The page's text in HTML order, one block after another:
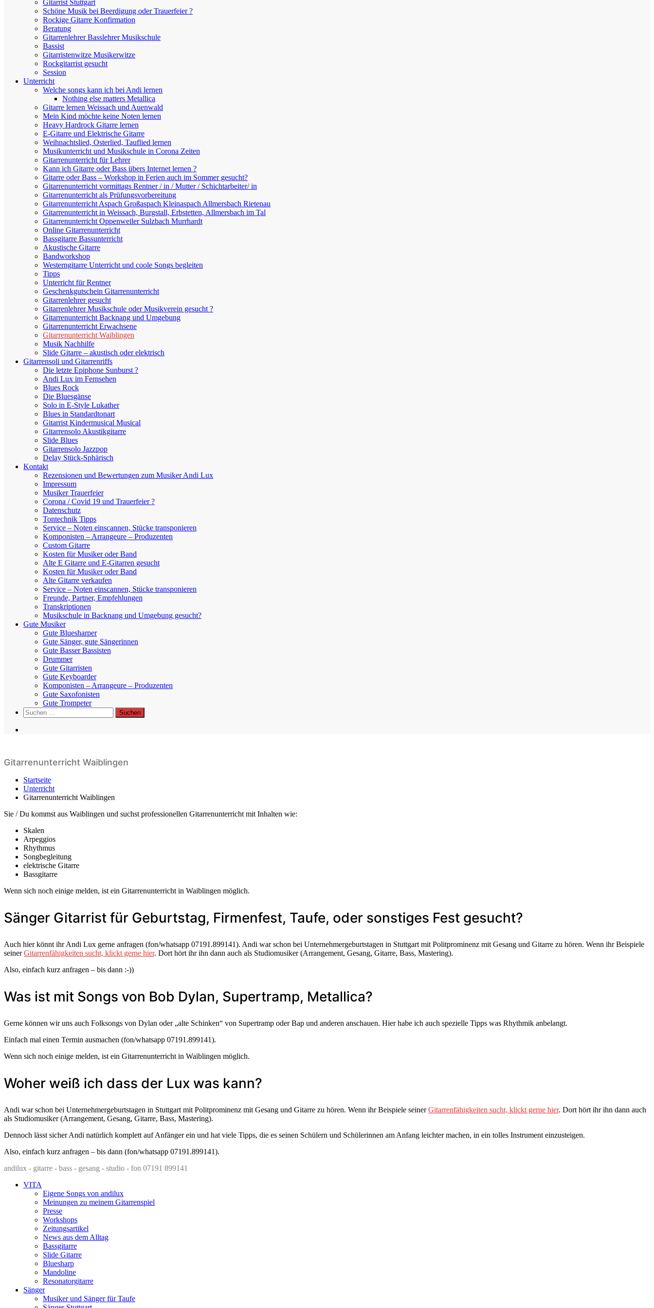
Gitarrist Stuttgart
Schöne Musik bei Beerdigung oder Trauerfeier ?
Rockige Gitarre Konfirmation
Beratung
Gitarrenlehrer Basslehrer Musikschule
Bassist
Gitarristenwitze Musikerwitze
Rockgitarrist gesucht
Session
Unterricht
Welche songs kann ich bei Andi lernen
Nothing else matters Metallica
Gitarre lernen Weissach und Auenwald
Mein Kind möchte keine Noten lernen
Heavy Hardrock Gitarre lernen
E-Gitarre und Elektrische Gitarre
Weihnachtslied, Osterlied, Tauflied lernen
Musikunterricht und Musikschule in Corona Zeiten
Gitarrenunterricht für Lehrer
Kann ich Gitarre oder Bass übers Internet lernen ?
Gitarre oder Bass – Workshop in Ferien auch im Sommer gesucht?
Gitarrenunterricht vormittags Rentner / in / Mutter / Schichtarbeiter/ in
Gitarrenunterricht als Prüfungsvorbereitung
Gitarrenunterricht Aspach Großaspach Kleinaspach Allmersbach Rietenau
Gitarrenunterricht in Weissach, Burgstall, Erbstetten, Allmersbach im Tal
Gitarrenunterricht Oppenweiler Sulzbach Murrhardt
Online Gitarrenunterricht
Bassgitarre Bassunterricht
Akustische Gitarre
Bandworkshop
Westerngitarre Unterricht und coole Songs begleiten
Tipps
Unterricht für Rentner
Geschenkgutschein Gitarrenunterricht
Gitarrenlehrer gesucht
Gitarrenlehrer Musikschule oder Musikverein gesucht ?
Gitarrenunterricht Backnang und Umgebung
Gitarrenunterricht Erwachsene
Gitarrenunterricht Waiblingen
Musik Nachhilfe
Slide Gitarre – akustisch oder elektrisch
Gitarrensoli und Gitarrenriffs
Die letzte Epiphone Sunburst ?
Andi Lux im Fernsehen
Blues Rock
Die Bluesgänse
Solo in E-Style Lukather
Blues in Standardtonart
Gitarrist Kindermusical Musical
Gitarrensolo Akustikgitarre
Slide Blues
Gitarrensolo Jazzpop
Delay Stück-Sphärisch
Kontakt
Rezensionen und Bewertungen zum Musiker Andi Lux
Impressum
Musiker Trauerfeier
Corona / Covid 19 und Trauerfeier ?
Datenschutz
Tontechnik Tipps
Service – Noten einscannen, Stücke transponieren
Komponisten – Arrangeure – Produzenten
Custom Gitarre
Kosten für Musiker oder Band
Alte E Gitarre und E-Gitarren gesucht
Kosten für Musiker oder Band
Alte Gitarre verkaufen
Service – Noten einscannen, Stücke transponieren
Freunde, Partner, Empfehlungen
Transkriptionen
Musikschule in Backnang und Umgebung gesucht?
Gute Musiker
Gute Bluesharper
Gute Sänger, gute Sängerinnen
Gute Basser Bassisten
Drummer
Gute Gitarristen
Gute Keyboarder
Komponisten – Arrangeure – Produzenten
Gute Saxofonisten
Gute Trompeter
Suchen
nach:
Gitarrenunterricht Waiblingen
Startseite
Unterricht
Gitarrenunterricht Waiblingen
Sie / Du kommst aus Waiblingen und suchst professionellen Gitarrenunterricht mit Inhalten wie:
Skalen
Arpeggios
Rhythmus
Songbegleitung
elektrische Gitarre
Bassgitarre
Wenn sich noch einige melden, ist ein Gitarrenunterricht in Waiblingen möglich.
Sänger Gitarrist für Geburtstag, Firmenfest, Taufe, oder sonstiges Fest gesucht?
Auch hier könnt ihr Andi Lux gerne anfragen (fon/whatsapp 07191.899141). Andi war schon bei Unternehmergeburtstagen in Stuttgart mit Politprominenz mit Gesang und Gitarre zu hören. Wenn ihr Beispiele
seinerGitarrenfähigkeiten sucht, klickt gerne hier. Dort hört ihr ihn dann auch als Studiomusiker (Arrangement, Gesang, Gitarre, Bass, Mastering).
Also, einfach kurz anfragen – bis dann :-))
Was ist mit Songs von Bob Dylan, Supertramp, Metallica?
Gerne können wir uns auch Folksongs von Dylan oder „alte Schinken“ von Supertramp oder Bap und anderen anschauen. Hier habe ich auch spezielle Tipps was Rhythmik anbelangt.
Einfach mal einen Termin ausmachen (fon/whatsapp 07191.899141).
Wenn sich noch einige melden, ist ein Gitarrenunterricht in Waiblingen möglich.
Woher weiß ich dass der Lux was kann?
Andi war schon bei Unternehmergeburtstagen in Stuttgart mit Politprominenz mit Gesang und Gitarre zu hören. Wenn ihr Beispiele seinerGitarrenfähigkeiten sucht, klickt gerne hier. Dort hört ihr ihn dann auch
als Studiomusiker (Arrangement, Gesang, Gitarre, Bass, Mastering).
Dennoch lässt sicher Andi natürlich komplett auf Anfänger ein und hat viele Tipps, die es seinen Schülern und Schülerinnen am Anfang leichter machen, in ein tolles Instrument einzusteigen.
Also, einfach kurz anfragen – bis dann (fon/whatsapp 07191.899141).
andilux - gitarre - bass - gesang - studio - fon 07191 899141
VITA
Eigene Songs von andilux
Meinungen zu meinem Gitarrenspiel
Presse
Workshops
Zeitungsartikel
News aus dem Alltag
Bassgitarre
Slide Gitarre
Bluesharp
Mandoline
Resonatorgitarre
Sänger
Musiker und Sänger für Taufe